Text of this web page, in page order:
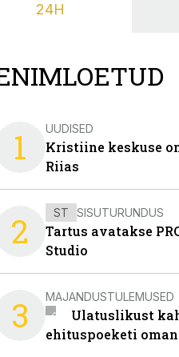
24H
1 UUDISED
Kristiine keskuse
Riias
2 ST SISUTURUNDUS
Tartus avatakse
Studio
3 MAJANDUSTULEMUSED
Ulatuslikust
ehituspoeketi